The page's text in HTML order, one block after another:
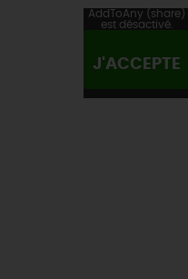
AddToAny (share)
est désactivé.
J'ACCEPTE